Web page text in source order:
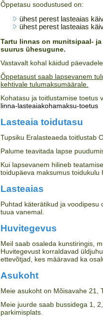
Õppetasu soodustused on:
ühest perest lasteaias
ühest perest lasteaias
Tartu linnas on munitsipaal-
suurus ühesugune.
Vastavalt kohal käidud
Õppetasust saab lapsevanem
kehtivale tulumaksumäärale.
Kohatasu ja toitlustamise toetus
linna-lasteaiakohamaksu-toetus
Lasteaia toidutasu
Tupsiku Eralasteaeda toitlustab
Palume teavitada lapse
Kui lapsevanem hilineb
toidupäeva maksumus toidukulu
Lasteaias
Puhtad käterätikud ja voodipesu
tuua vanemal.
Huvitegevus
Meil saab osaleda kunstiringis,
Huvitegevust korraldavad
ettevõtjad, kes määravad ka
Asukoht
Meie asukoht on Mõisavahe 21,
Meie juurde saab bussidega 1,
parkimisplats.